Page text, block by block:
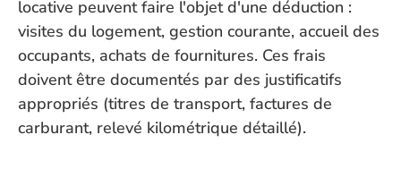
locative peuvent faire l'objet d'une déduction :
visites du logement, gestion courante, accueil des
occupants, achats de fournitures. Ces frais
doivent être documentés par des justificatifs
appropriés (titres de transport, factures de
carburant, relevé kilométrique détaillé).